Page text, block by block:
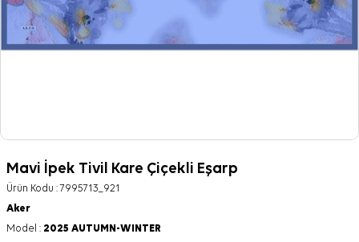
Mavi İpek Tivil Kare Çiçekli Eşarp
Ürün Kodu :7995713_921
Aker
Model : 2025 AUTUMN-WINTER